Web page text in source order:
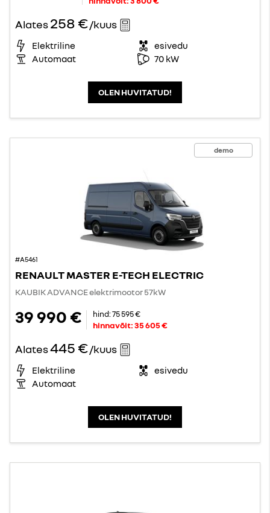
Alates258 €/kuus
Elektriline
esivedu
Automaat
70 kW
OLEN HUVITATUD!
demo
#A5461
RENAULT MASTER E-TECH ELECTRIC
KAUBIK ADVANCE elektrimootor 57kW
39 990 € hind:75 595 €
hinnavõit:35 605 €
Alates445 €/kuus
Elektriline
esivedu
Automaat
OLEN HUVITATUD!